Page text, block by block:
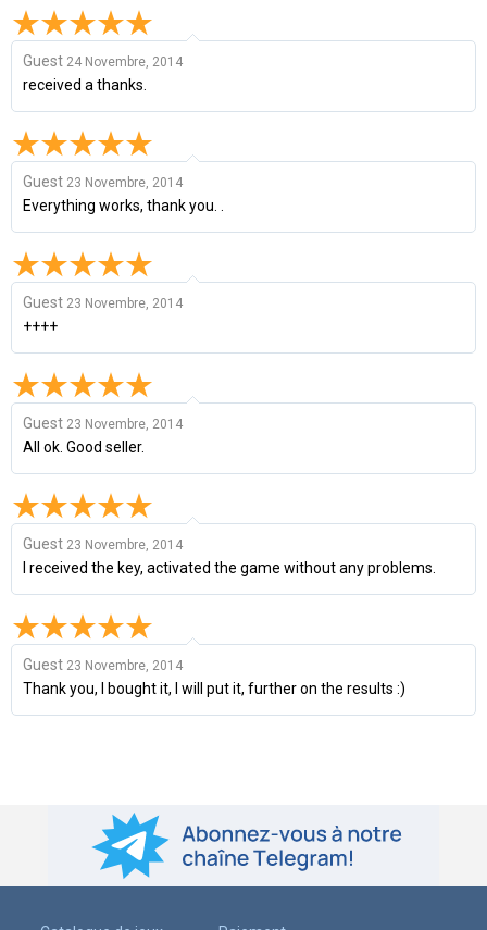
Guest 24 Novembre, 2014
received a thanks.
Guest 23 Novembre, 2014
Everything works, thank you. .
Guest 23 Novembre, 2014
++++
Guest 23 Novembre, 2014
All ok. Good seller.
Guest 23 Novembre, 2014
I received the key, activated the game without any problems.
Guest 23 Novembre, 2014
Thank you, I bought it, I will put it, further on the results :)